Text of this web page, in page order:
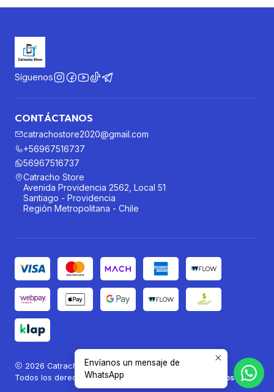
Síguenos
CONTÁCTANOS
catrachostore2020@gmail.com
+56967516737
56967516737
Catracho Store
Avenida Providencia 2562, Local 51
Santiago - Providencia
Región Metropolitana - Chile
2026 Catracho Store®.
Todos los derechos reservados.
Desarrollado por Jumpseller.
Envíanos un mensaje de
WhatsApp